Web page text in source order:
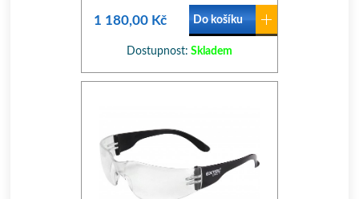
1 180,00 Kč Do košíku
Dostupnost: Skladem